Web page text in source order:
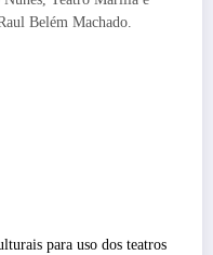
Belém Machado.
para uso dos teatros